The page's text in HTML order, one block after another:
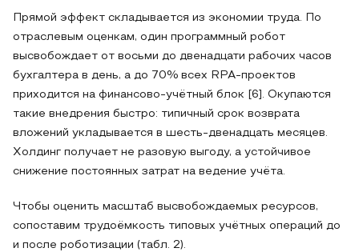
Прямой эффект складывается из экономии труда. По
отраслевым оценкам, один программный робот
высвобождает от восьми до двенадцати рабочих часов
бухгалтера в день, а до 70% всех RPA-проектов
приходится на финансово-учётный блок [6]. Окупаются
такие внедрения быстро: типичный срок возврата
вложений укладывается в шесть-двенадцать месяцев.
Холдинг получает не разовую выгоду, а устойчивое
снижение постоянных затрат на ведение учёта.
Чтобы оценить масштаб высвобождаемых ресурсов,
сопоставим трудоёмкость типовых учётных операций до
и после роботизации (табл. 2).